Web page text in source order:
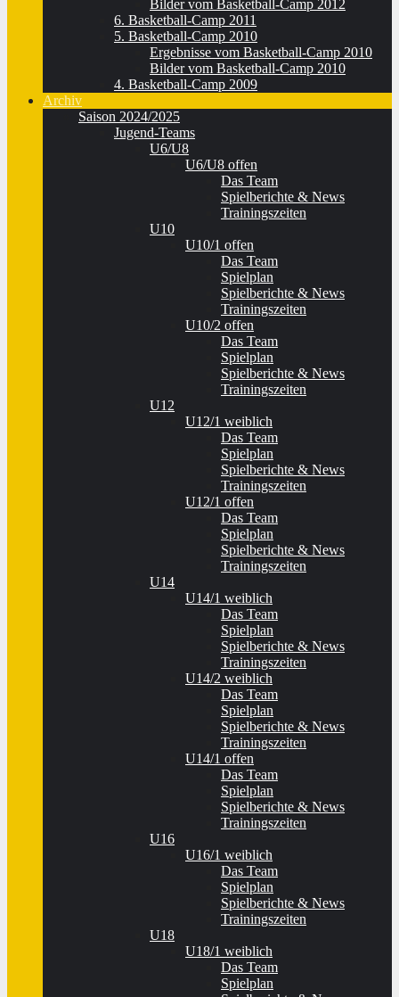
Bilder vom Basketball-Camp 2012
6. Basketball-Camp 2011
5. Basketball-Camp 2010
Ergebnisse vom Basketball-Camp 2010
Bilder vom Basketball-Camp 2010
4. Basketball-Camp 2009
Archiv
Saison 2024/2025
Jugend-Teams
U6/U8
U6/U8 offen
Das Team
Spielberichte & News
Trainingszeiten
U10
U10/1 offen
Das Team
Spielplan
Spielberichte & News
Trainingszeiten
U10/2 offen
Das Team
Spielplan
Spielberichte & News
Trainingszeiten
U12
U12/1 weiblich
Das Team
Spielplan
Spielberichte & News
Trainingszeiten
U12/1 offen
Das Team
Spielplan
Spielberichte & News
Trainingszeiten
U14
U14/1 weiblich
Das Team
Spielplan
Spielberichte & News
Trainingszeiten
U14/2 weiblich
Das Team
Spielplan
Spielberichte & News
Trainingszeiten
U14/1 offen
Das Team
Spielplan
Spielberichte & News
Trainingszeiten
U16
U16/1 weiblich
Das Team
Spielplan
Spielberichte & News
Trainingszeiten
U18
U18/1 weiblich
Das Team
Spielplan